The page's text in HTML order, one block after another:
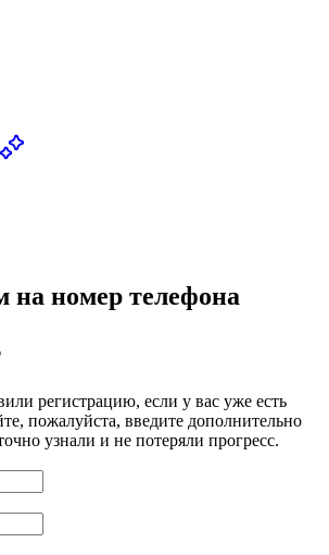
номер телефона
регистрацию, если у вас уже есть
пожалуйста, введите дополнительно
узнали и не потеряли прогресс.